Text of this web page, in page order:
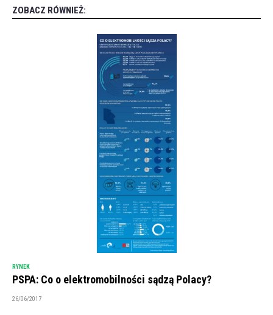
ZOBACZ RÓWNIEŻ:
RYNEK
PSPA: Co o elektromobilności sądzą Polacy?
26/06/2017